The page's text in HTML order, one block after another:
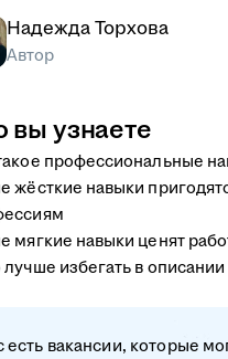
Надежда Торхова
Автор
вы узнаете
профессиональные
жёсткие навыки
мягкие навыки ценят
лучше избегать в
есть вакансии, которые